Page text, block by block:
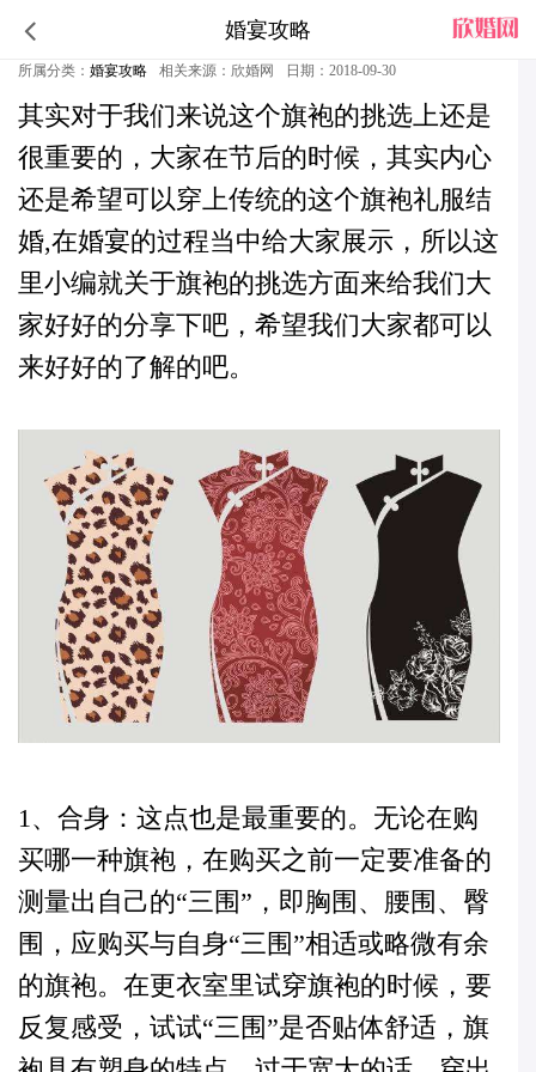
婚宴攻略
中式婚礼旗袍挑选六要素
所属分类： 婚宴攻略 相关来源：欣婚网 日期：2018-09-30
其实对于我们来说这个旗袍的挑选上还是
很重要的，大家在节后的时候，其实内心
还是希望可以穿上传统的这个旗袍礼服结
婚,在婚宴的过程当中给大家展示，所以这
里小编就关于旗袍的挑选方面来给我们大
家好好的分享下吧，希望我们大家都可以
来好好的了解的吧。
1、合身：这点也是最重要的。无论在购
买哪一种旗袍，在购买之前一定要准备的
测量出自己的“三围”，即胸围、腰围、臀
围，应购买与自身“三围”相适或略微有余
的旗袍。在更衣室里试穿旗袍的时候，要
反复感受，试试“三围”是否贴体舒适，旗